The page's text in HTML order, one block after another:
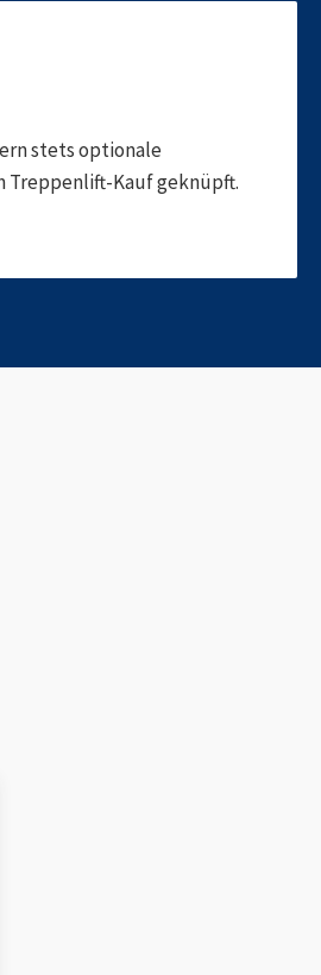
stets optionale
Treppenlift-Kauf geknüpft.